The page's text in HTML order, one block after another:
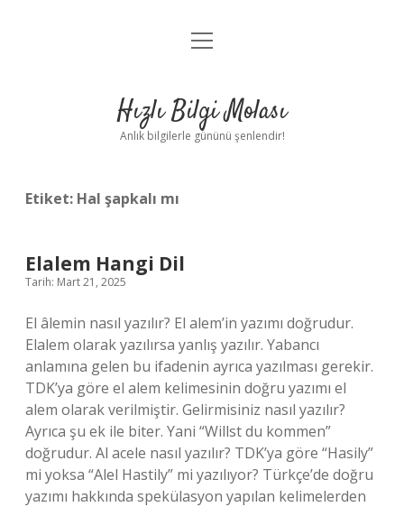
Anasayfa
Yasal Uyarı
menüyü
Hızlı Bilgi Molası
Anlık bilgilerle gününü şenlendir!
Etiket: Hal şapkalı mı
Elalem Hangi Dil
Tarih: Mart 21, 2025
El âlemin nasıl yazılır? El alem’in yazımı doğrudur.
Elalem olarak yazılırsa yanlış yazılır. Yabancı
anlamına gelen bu ifadenin ayrıca yazılması gerekir.
TDK’ya göre el alem kelimesinin doğru yazımı el
alem olarak verilmiştir. Gelirmisiniz nasıl yazılır?
Ayrıca şu ek ile biter. Yani “Willst du kommen”
doğrudur. Al acele nasıl yazılır? TDK’ya göre “Hasily”
mi yoksa “Alel Hastily” mi yazılıyor? Türkçe’de doğru
yazımı hakkında spekülasyon yapılan kelimelerden